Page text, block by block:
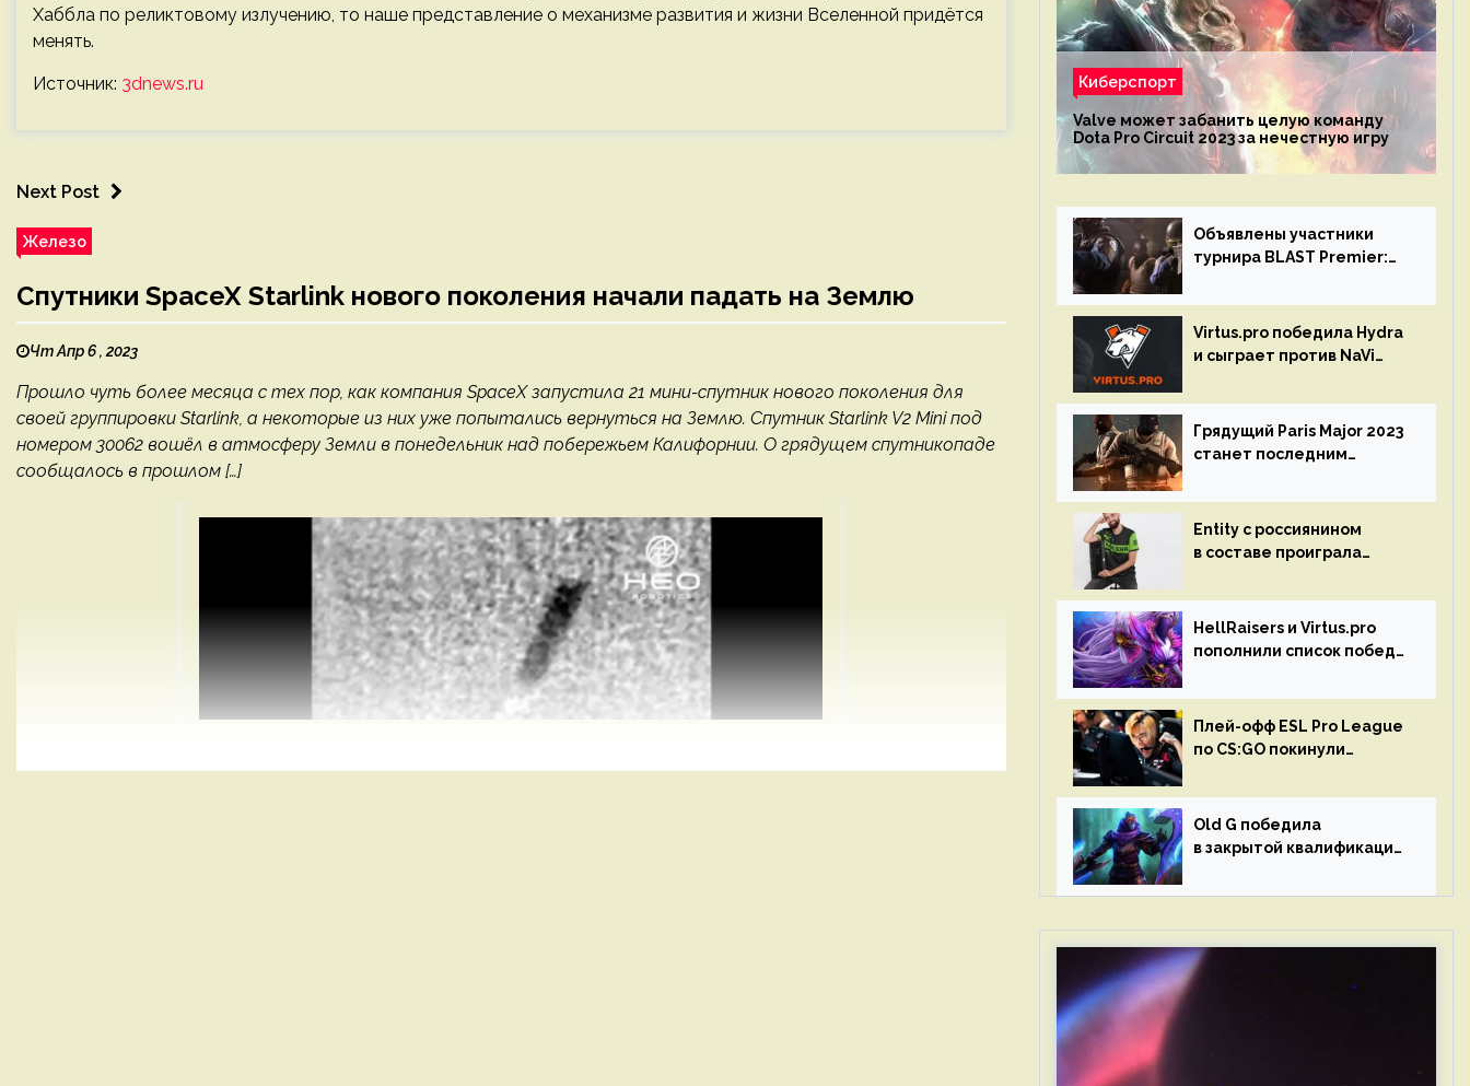
Хаббла по реликтовому излучению, то наше представление о механизме развития и жизни Вселенной придётся
менять.
Источник: 3dnews.ru
Next Post
Железо
Спутники SpaceX Starlink нового поколения начали падать на Землю
Чт Апр 6 , 2023
Прошло чуть более месяца с тех пор, как компания SpaceX запустила 21 мини-спутник нового поколения для
своей группировки Starlink, а некоторые из них уже попытались вернуться на Землю. Спутник Starlink V2 Mini под
номером 30062 вошёл в атмосферу Земли в понедельник над побережьем Калифорнии. О грядущем спутникопаде
сообщалось в прошлом […]
Киберспорт
Valve может забанить целую команду
Dota Pro Circuit 2023 за нечестную игру
Объявлены участники
турнира BLAST Premier:
Virtus.pro победила Hydra
и сыграет против NaVi
Circuit
Грядущий Paris Major 2023
станет последним
GO
Entity с россиянином
в составе проиграла
Circuit 2023
HellRaisers и Virtus.pro
пополнили список побед
Плей-офф ESL Pro League
по CS:GO покинули
Old G победила
в закрытой квалификации
Западной Европы